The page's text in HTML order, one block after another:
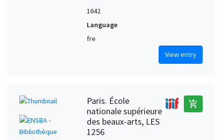
1642
Language
fre
View entry
Paris. École
nationale supérieure
des beaux-arts, LES
1256
add_shopping_cart